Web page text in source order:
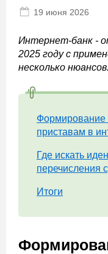
19 июня 2026
Интернет-банк -
2025 году с
несколько
Формирование
приставам в
Где искать
перечисления
Итоги